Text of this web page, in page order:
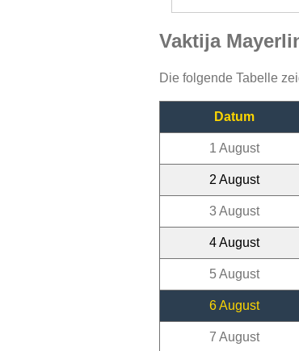
Vaktija
Die folgende Tabelle
Datum
1 August
2 August
3 August
4 August
5 August
6 August
7 August